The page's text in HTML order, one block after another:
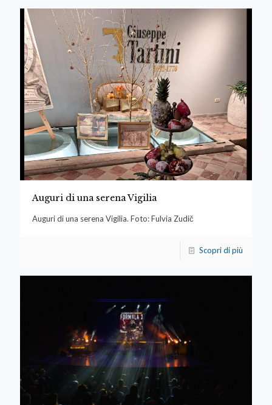
Auguri di una serena Vigilia
Auguri di una serena Vigilia. Foto: Fulvia Zudič
Scopri di più